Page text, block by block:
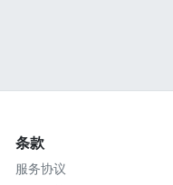
条款
服务协议